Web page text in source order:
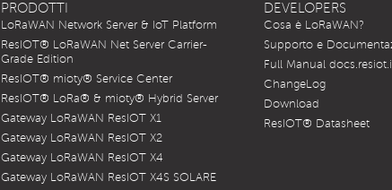
PRODOTTI
LoRaWAN Network Server & IoT Platform
ResIOT® LoRaWAN Net Server Carrier-
Grade Edition
ResIOT® mioty® Service Center
ResIOT® LoRa® & mioty® Hybrid Server
Gateway LoRaWAN ResIOT X1
Gateway LoRaWAN ResIOT X2
Gateway LoRaWAN ResIOT X4
Gateway LoRaWAN ResIOT X4S SOLARE
DEVELOPERS
Cosa è LoRaWAN?
Supporto e
Full Manual
ChangeLog
Download
ResIOT® Datasheet